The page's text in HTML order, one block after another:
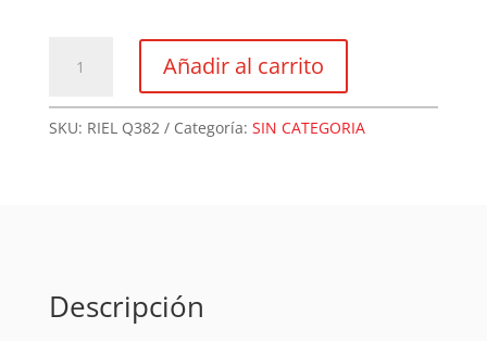
$108.000
Qualita
inferior
cantidad
Añadir al carrito
SKU: RIEL Q382 Categoría: SIN CATEGORIA
Descripción